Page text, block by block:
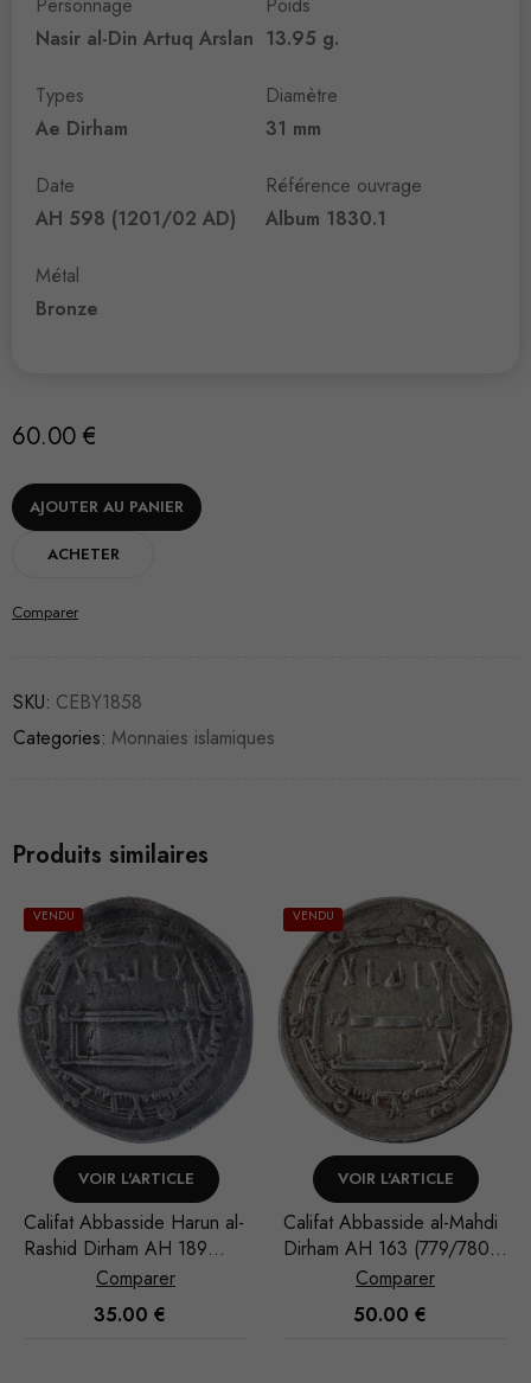
Nasir al-Din Artuq Arslan
Types
Ae Dirham
Date
AH 598 (1201/02 AD)
Métal
Bronze
13.95 g.
Diamètre
31 mm
Référence ouvrage
Album 1830.1
60.00 €
AJOUTER AU PANIER
ACHETER
Comparer
SKU: CEBY1858
Categories: Monnaies islamiques
Produits similaires
al-
VENDU
VOIR L'ARTICLE
Califat Abbasside al-Mahdi
Dirham AH 163 (779/780)
Madinat al-Salam
Comparer
50.00
AJOUTER AU PANIER
Califat Abbasside al-
Dirham AH 153 (770/
Madinat al-Salam
Comparer
45.00
Nécessaire